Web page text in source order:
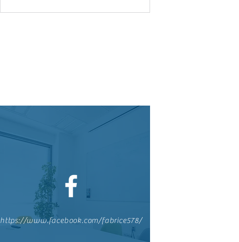
https://www.facebook.com/fabrice578/